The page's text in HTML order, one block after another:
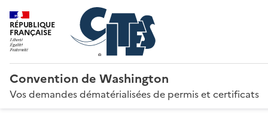
RÉPUBLIQUE
FRANÇAISE
Convention de Washington
Vos demandes dématérialisées de permis et certificats